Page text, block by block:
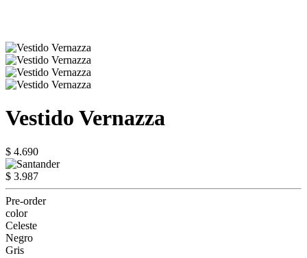
Vestido Vernazza
$ 4.690
$ 3.987
Pre-order
color
Celeste
Negro
Gris